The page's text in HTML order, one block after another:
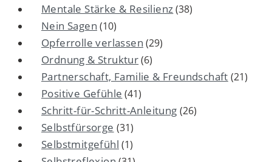
Mentale Stärke & Resilienz(38)
Nein Sagen (10)
Opferrolle verlassen (29)
Ordnung & Struktur(6)
Partnerschaft, Familie & Freundschaft (21)
Positive Gefühle (41)
Schritt-für-Schritt-Anleitung (26)
Selbstfürsorge (31)
Selbstmitgefühl (1)